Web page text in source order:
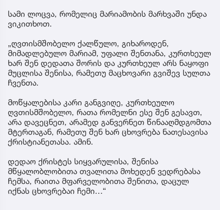
სამი ლოცვა, რომელიც მარიამობის მარხვაში უნდა
ვიკითხოთ.
„ღვთისმშობელო ქალწულო, გიხაროდენ,
მიმადლებულო მარიამ, უფალი შენთანა, კურთხეულ
ხარ შენ დედათა შორის და კურთხეულ არს ნაყოფი
მუცლისა შენისა, რამეთუ მაცხოვარი გვიშევ სულთა
ჩვენთა.
მოწყალებისა კარი განგვიღე, კურთხეულო
ღვთისმშობელო, რათა რომელნი ესე შენ გესავთ,
არა დავეცნეთ, არამედ განვერნეთ წინააღმდგომთა
მტერთაგან, რამეთუ შენ ხარ ცხოვრება ნათესავისა
ქრისტიანეთასა. ამინ.
დედაო ქრისტეს სიყვარულისა, შენისა
მწყალობლობითა თვალითა მოხედენ ვედრებასა
ჩემსა, რაითა მფარველობითა შენითა, დაცულ
იქნას ცხოვრებაი ჩემი…“